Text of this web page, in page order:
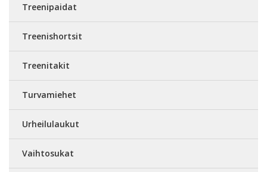
Treenipaidat
Treenishortsit
Treenitakit
Turvamiehet
Urheilulaukut
Vaihtosukat